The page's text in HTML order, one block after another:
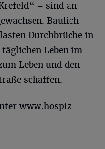
– sind an
Baulich
Durchbrüche in
Leben im
Leben und den
schaffen.
www.hospiz-